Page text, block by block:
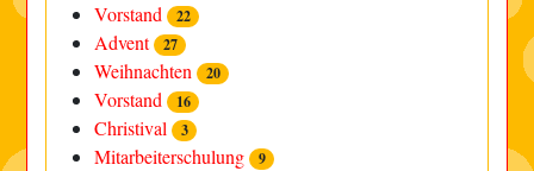
Vorstand 22
Advent 27
Weihnachten 20
Vorstand 16
Christival 3
Mitarbeiterschulung 9